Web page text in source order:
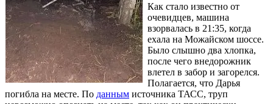
Как стало известно от
очевидцев, машина
взорвалась в 21:35, когда
ехала на Можайском шоссе.
Было слышно два хлопка,
после чего внедорожник
влетел в забор и загорелся.
Полагается, что Дарья
погибла на месте. По данным источника ТАСС, труп